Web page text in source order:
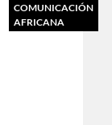
COMUNICACIÓN
AFRICANA